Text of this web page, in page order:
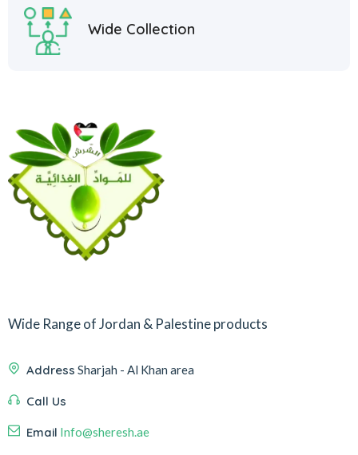
Wide Collection
Wide Range of Jordan & Palestine products
Address Sharjah - Al Khan area
Call Us
Email Info@sheresh.ae